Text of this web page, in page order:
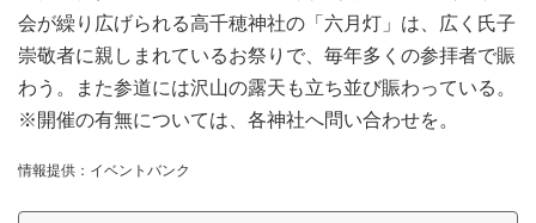
会が繰り広げられる高千穂神社の「六月灯」は、広く氏子
崇敬者に親しまれているお祭りで、毎年多くの参拝者で賑
わう。また参道には沢山の露天も立ち並び賑わっている。
※開催の有無については、各神社へ問い合わせを。
情報提供：イベントバンク